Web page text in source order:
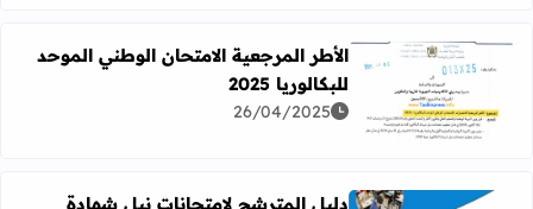
اقرأ المزيد عن الأطر المرجعية الامتحان الوطني الموحد للبكالوريا
الأطر المرجعية الامتحان الوطني الموحد
للبكالوريا 2025
26/04/2025
دليل المترشح لامتحانات نيل شهادة